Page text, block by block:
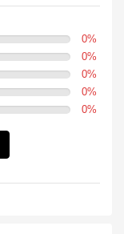
0%
0%
0%
0%
0%